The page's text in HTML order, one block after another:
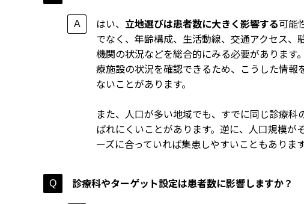
はい、 立地選びは患者数に大きく影響する可能
でなく、年齢構成、生活動線、交通アクセス
機関の状況などを総合的にみる必要がありま
療施設の状況を確認できるため、こうした情
ないことがあります。
また、人口が多い地域でも、すでに同じ診療
ばれにくいことがあります。逆に、人口規模が
ーズに合っていれば集患しやすいこともあります
診療科やターゲット設定は患者数に影響しますか？